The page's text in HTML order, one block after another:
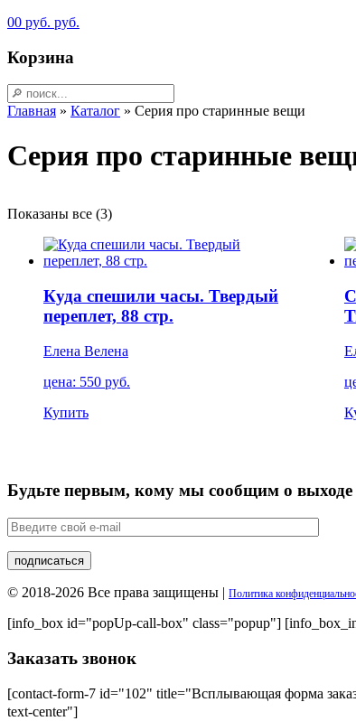
00 руб. руб.
Корзина
Главная » Каталог » Серия про старинные вещи
Серия про старинные
Показаны все (3)
Куда спешили часы. Твердый
переплет, 88 стр.
Елена Велена
цена: 550 руб.
Купить
Будьте первым, кому мы сообщим о выходе
© 2018-2026 Все права защищены | Политика
[info_box id="popUp-call-box" class="popup"]
Заказать звонок
[contact-form-7 id="102" title="Всплывающая форма
text-center"]